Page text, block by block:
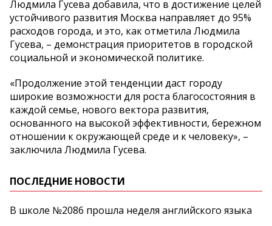
Людмила Гусева добавила, что в достижение целей
устойчивого развития Москва направляет до 95%
расходов города, и это, как отметила Людмила
Гусева, – демонстрация приоритетов в городской
социальной и экономической политике.
«Продолжение этой тенденции даст городу
широкие возможности для роста благосостояния в
каждой семье, нового вектора развития,
основанного на высокой эффективности, бережном
отношении к окружающей среде и к человеку», –
заключила Людмила Гусева.
ПОСЛЕДНИЕ НОВОСТИ
В школе №2086 прошла неделя английского языка